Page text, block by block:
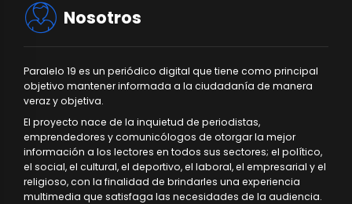
Nosotros
Paralelo 19 es un periódico digital que tiene como principal
objetivo mantener informada a la ciudadanía de manera
veraz y objetiva.
El proyecto nace de la inquietud de periodistas,
emprendedores y comunicólogos de otorgar la mejor
información a los lectores en todos sus sectores; el político,
el social, el cultural, el deportivo, el laboral, el empresarial y el
religioso, con la finalidad de brindarles una experiencia
multimedia que satisfaga las necesidades de la audiencia.